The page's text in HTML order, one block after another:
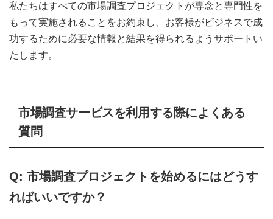
私たちはすべての市場調査プロジェクトが専念と専門性を
もって実施されることをお約束し、お客様がビジネスで成
功するために必要な情報と結果を得られるようサポートい
たします。
市場調査サービスを利用する際によくある
質問
Q: 市場調査プロジェクトを始めるにはどうす
ればいいですか？